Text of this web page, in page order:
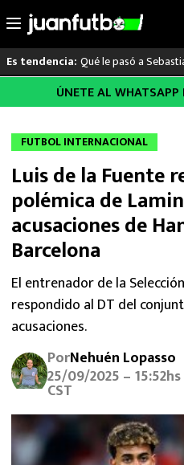
al
Es tendencia: Qué le pasó a
LO ÚLTIMO
LIGA MX
RAYADOS
PUMAS
ATLANTE
SELECCIÓN MEXICANA
FUTBOL INTERNACIONAL
MEXICANOS EN EL EXTRANJERO
FUTBOL ESTUFA
FÓRMULA 1
ÚNETE AL
FUTBOL INTERNACIONAL
Luis de la Fuente
polémica de
acusaciones de
Barcelona
El entrenador de la
respondido al DT del
acusaciones.
PorNehuén Lopasso
25/09/2025 – 15:52hs
CST